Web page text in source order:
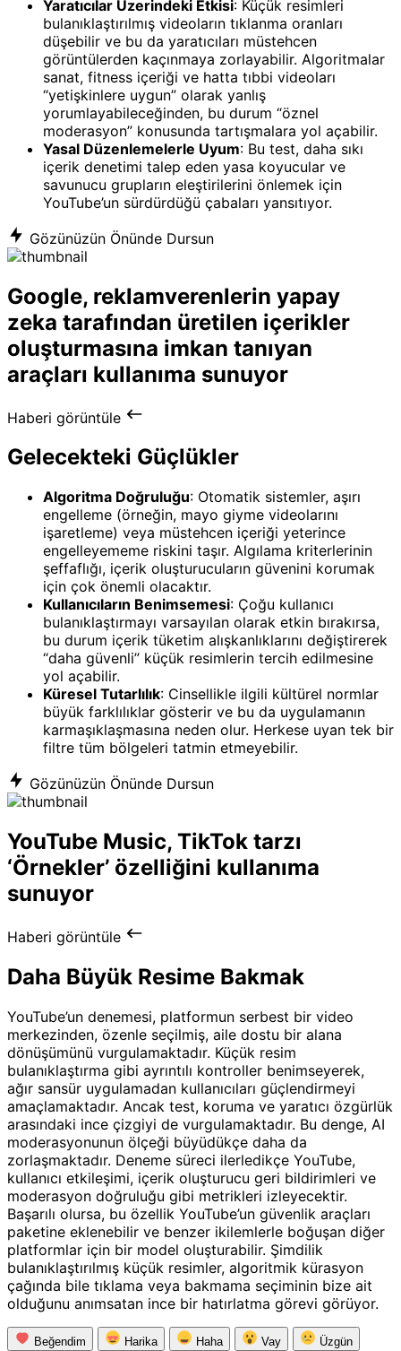
Yaratıcılar Üzerindeki Etkisi: Küçük resimleri
bulanıklaştırılmış videoların tıklanma oranları
düşebilir ve bu da yaratıcıları müstehcen
görüntülerden kaçınmaya zorlayabilir. Algoritmalar
sanat, fitness içeriği ve hatta tıbbi videoları
“yetişkinlere uygun” olarak yanlış
yorumlayabileceğinden, bu durum “öznel
moderasyon” konusunda tartışmalara yol açabilir.
Yasal Düzenlemelerle Uyum: Bu test, daha sıkı
içerik denetimi talep eden yasa koyucular ve
savunucu grupların eleştirilerini önlemek için
YouTube’un sürdürdüğü çabaları yansıtıyor.
Gözünüzün Önünde Dursun
Google, reklamverenlerin yapay
zeka tarafından üretilen içerikler
oluşturmasına imkan tanıyan
araçları kullanıma sunuyor
Haberi görüntüle
Gelecekteki Güçlükler
Algoritma Doğruluğu: Otomatik sistemler, aşırı
engelleme (örneğin, mayo giyme videolarını
işaretleme) veya müstehcen içeriği yeterince
engelleyememe riskini taşır. Algılama kriterlerinin
şeffaflığı, içerik oluşturucuların güvenini korumak
için çok önemli olacaktır.
Kullanıcıların Benimsemesi: Çoğu kullanıcı
bulanıklaştırmayı varsayılan olarak etkin bırakırsa,
bu durum içerik tüketim alışkanlıklarını değiştirerek
“daha güvenli” küçük resimlerin tercih edilmesine
yol açabilir.
Küresel Tutarlılık: Cinsellikle ilgili kültürel normlar
büyük farklılıklar gösterir ve bu da uygulamanın
karmaşıklaşmasına neden olur. Herkese uyan tek bir
filtre tüm bölgeleri tatmin etmeyebilir.
Gözünüzün Önünde Dursun
YouTube Music, TikTok tarzı
‘Örnekler’ özelliğini kullanıma
sunuyor
Haberi görüntüle
Daha Büyük Resime Bakmak
YouTube’un denemesi, platformun serbest bir video
merkezinden, özenle seçilmiş, aile dostu bir alana
dönüşümünü vurgulamaktadır. Küçük resim
bulanıklaştırma gibi ayrıntılı kontroller benimseyerek,
ağır sansür uygulamadan kullanıcıları güçlendirmeyi
amaçlamaktadır. Ancak test, koruma ve yaratıcı özgürlük
arasındaki ince çizgiyi de vurgulamaktadır. Bu denge, AI
moderasyonunun ölçeği büyüdükçe daha da
zorlaşmaktadır. Deneme süreci ilerledikçe YouTube,
kullanıcı etkileşimi, içerik oluşturucu geri bildirimleri ve
moderasyon doğruluğu gibi metrikleri izleyecektir.
Başarılı olursa, bu özellik YouTube’un güvenlik araçları
paketine eklenebilir ve benzer ikilemlerle boğuşan diğer
platformlar için bir model oluşturabilir. Şimdilik
bulanıklaştırılmış küçük resimler, algoritmik kürasyon
çağında bile tıklama veya bakmama seçiminin bize ait
olduğunu anımsatan ince bir hatırlatma görevi görüyor.
Beğendim Harika Haha Vay Üzgün